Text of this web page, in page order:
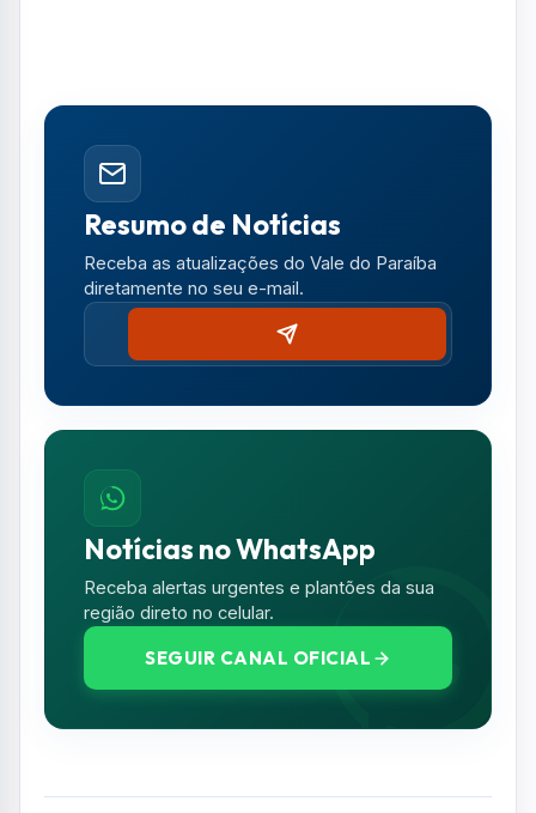
Notícias no WhatsApp
Receba alertas urgentes e plantões da sua
região direto no celular.
SEGUIR CANAL OFICIAL
Comentários (0)
Nenhum comentário publicado ainda. Seja o
Deixe seu Comentário
NOME *